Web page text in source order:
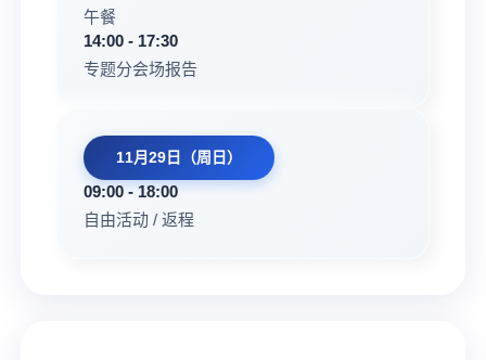
午餐
14:00 - 17:30
专题分会场报告
11月29日（周日）
09:00 - 18:00
自由活动 / 返程